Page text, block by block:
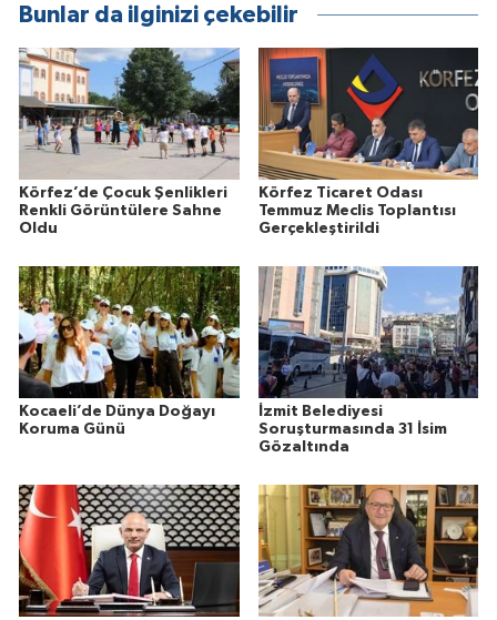
Bunlar da ilginizi çekebilir
Körfez’de Çocuk Şenlikleri
Renkli Görüntülere Sahne
Oldu
Körfez Ticaret Odası
Temmuz Meclis Toplantısı
Gerçekleştirildi
Kocaeli’de Dünya Doğayı
Koruma Günü
İzmit Belediyesi
Soruşturmasında 31 İsim
Gözaltında